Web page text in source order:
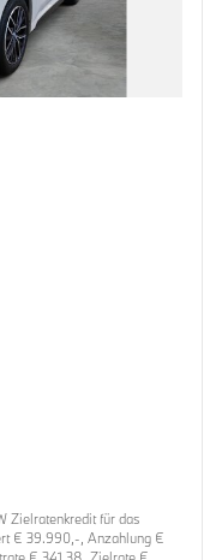
Zielratenkredit für das
€ 39.990,-, Anzahlung €